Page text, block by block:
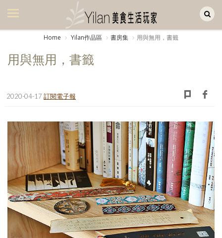
美食集
生活風
書房集
日記簿
餐桌週記
享樂隨手拍
照相簿
Home Yilan作品區 書房集 用與無用，書籤
用與無用，書籤
2020-04-17 訂閱電子報